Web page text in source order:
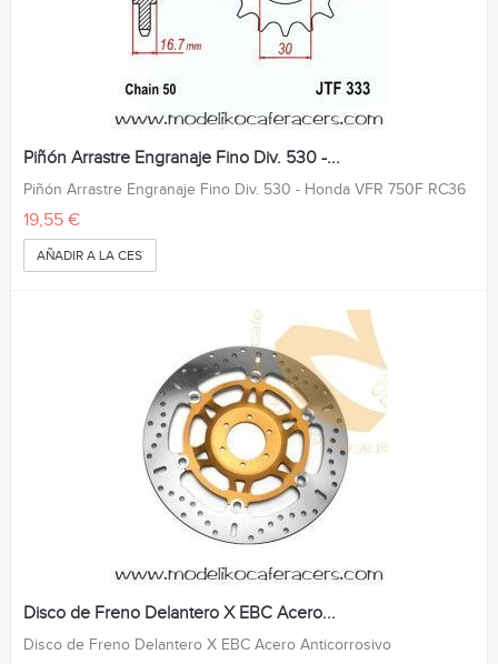
Piñón Arrastre Engranaje Fino Div. 530 -...
Piñón Arrastre Engranaje Fino Div. 530 - Honda VFR 750F RC36
19,55 €
AÑADIR A LA CESTA
Disco de Freno Delantero X EBC Acero...
Disco de Freno Delantero X EBC Acero Anticorrosivo